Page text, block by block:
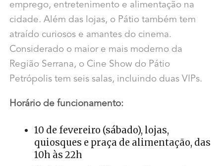
emprego, entretenimento e alimentação na
cidade. Além das lojas, o Pátio também tem
atraído curiosos e amantes do cinema.
Considerado o maior e mais moderno da
Região Serrana, o Cine Show do Pátio
Petrópolis tem seis salas, incluindo duas VIPs.
Horário de funcionamento:
10 de fevereiro (sábado), lojas,
quiosques e praça de alimentação, das
10h às 22h